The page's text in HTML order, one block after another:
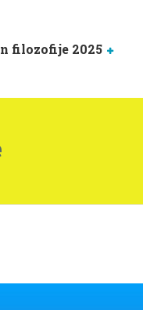
filozofije 2025